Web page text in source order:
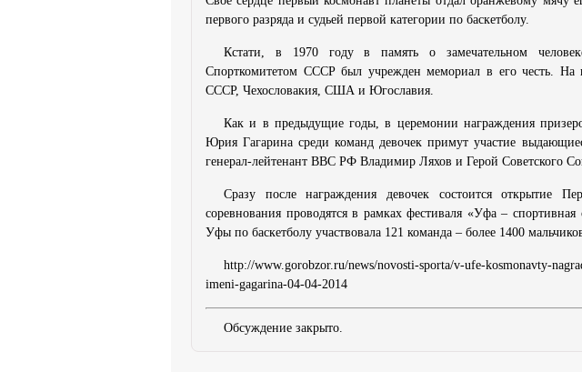
первого разряда и судьей первой категории по баскетболу.
Кстати, в 1970 году в память о замечательном
Спорткомитетом СССР был учрежден мемориал в его честь.
СССР, Чехословакия, США и Югославия.
Как и в предыдущие годы, в церемонии награждения
Юрия Гагарина среди команд девочек примут участие
генерал-лейтенант ВВС РФ Владимир Ляхов и Герой Советского
Сразу после награждения девочек состоится открытие
соревнования проводятся в рамках фестиваля «Уфа –
Уфы по баскетболу участвовала 121 команда – более 1400
http://www.gorobzor.ru/news/novosti-sporta/v-ufe-kosmonavty-
imeni-gagarina-04-04-2014
Обсуждение закрыто.